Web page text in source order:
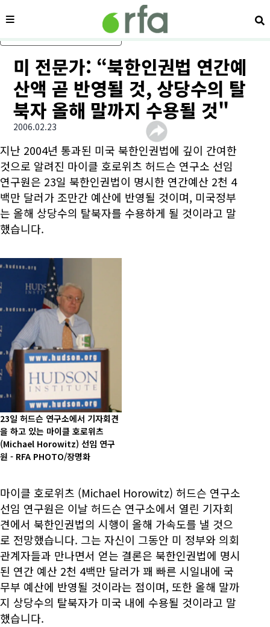
메인 콘텐츠로 건너뛰기
메뉴 검
미 전문가: “북한인권법 연간예
산액 곧 반영될 것, 상당수의 탈
북자 올해 말까지 수용될 것"
2006.02.23
지난 2004년 통과된 미국 북한인권법에 깊이 간여한
것으로 알려진 마이클 호로위츠 허드슨 연구소 선임
연구원은 23일 북한인권법이 명시한 연간예산 2천 4
백만 달러가 조만간 예산에 반영될 것이며, 미국정부
는 올해 상당수의 탈북자를 수용하게 될 것이라고 말
했습니다.
23일 허드슨 연구소에서 기자회견
을 하고 있는 마이클 호로위츠
(Michael Horowitz) 선임 연구
원 - RFA PHOTO/장명화
마이클 호로위츠 (Michael Horowitz) 허드슨 연구소
선임 연구원은 이날 허드슨 연구소에서 열린 기자회
견에서 북한인권법의 시행이 올해 가속도를 낼 것으
로 전망했습니다. 그는 자신이 그동안 미 정부와 의회
관계자들과 만나면서 얻는 결론은 북한인권법에 명시
된 연간 예산 2천 4백만 달러가 꽤 빠른 시일내에 국
무부 예산에 반영될 것이라는 점이며, 또한 올해 말까
지 상당수의 탈북자가 미국 내에 수용될 것이라고 말
했습니다.